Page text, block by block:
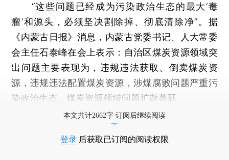
“这些问题已经成为污染政治生态的最大‘毒
瘤’和源头，必须坚决割除掉、彻底清除净”。据
《内蒙古日报》消息，内蒙古党委书记、人大常委
会主任石泰峰在会上表示：自治区煤炭资源领域突
出问题主要表现为，违规违法获取、倒卖煤炭资
源，违规违法配置煤炭资源，涉煤腐败问题严重污
染政治生态，煤炭资源领域问题扩散蔓延。
本文共计2662字 订阅后继续阅读
登录 后获取已订阅的阅读权限